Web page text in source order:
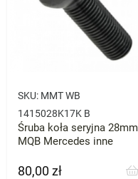
SKU: MMT WB
1415028K17K B
Śruba koła seryjna 28mm
MQB Mercedes inne
Cena
80,00 zł